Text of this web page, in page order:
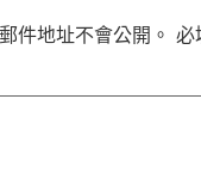
件地址不會公開。 必